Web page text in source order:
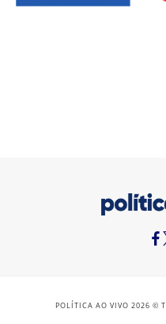
POLÍTICA AO VIVO 2026 ©